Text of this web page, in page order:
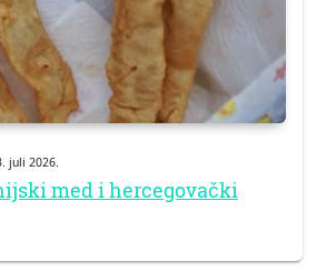
juli 2026.
med i hercegovački